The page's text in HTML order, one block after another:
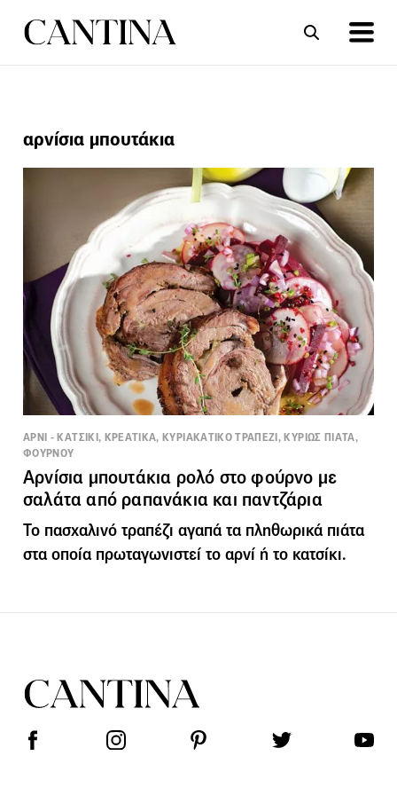
αρνίσια μπουτάκια
ΑΡΝΙ - ΚΑΤΣΙΚΙ, ΚΡΕΑΤΙΚΑ, ΚΥΡΙΑΚΑΤΙΚΟ ΤΡΑΠΕΖΙ, ΚΥΡΙΩΣ ΠΙΑΤΑ,
ΦΟΥΡΝΟΥ
Αρνίσια μπουτάκια ρολό στο φούρνο με
σαλάτα από ραπανάκια και παντζάρια
Το πασχαλινό τραπέζι αγαπά τα πληθωρικά πιάτα
στα οποία πρωταγωνιστεί το αρνί ή το κατσίκι.